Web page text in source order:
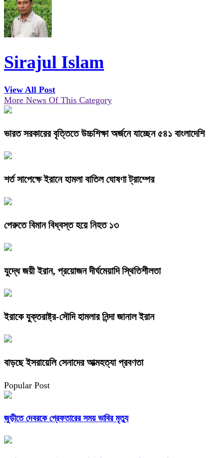
Sirajul Islam
View All Post
More News Of This Category
ভারত সরকারের বৃত্তিতে উচ্চশিক্ষা অর্জনে যাচ্ছেন ৫৪১ বাংলাদেশি
শর্ত সাপেক্ষে ইরানে হামলা বাতিল ঘোষণা ট্রাম্পের
পেরুতে বিমান বিধ্বস্ত হয়ে নিহত ১৩
যুদ্ধে জয়ী ইরান, প্রয়োজন দীর্ঘমেয়াদি স্থিতিশীলতা
ইরাকে যুক্তরাষ্ট্র-সৌদি হামলার নিন্দা জানাল ইরান
বাড়ছে ইসরায়েলি সেনাদের আত্মহত্যা প্রবণতা
Popular Post
জুড়ীতে দেবরকে গ্রেফতারের সময় ভাবির মৃত্যু